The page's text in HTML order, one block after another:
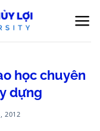
học chuyên
dựng
2012